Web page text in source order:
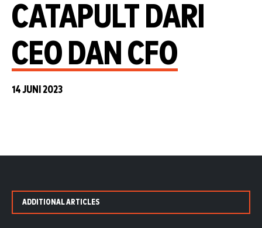
CATAPULT DARI
CEO DAN CFO
14 JUNI 2023
ADDITIONAL ARTICLES